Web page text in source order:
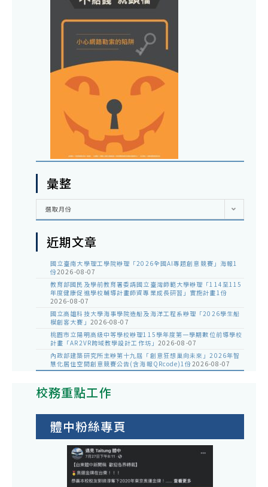
彙整
彙
選取月份
近期文章
國立臺南大學理工學院辦理「2026全國AI專題創意競賽」海報1
份2026-08-07
教育部國民及學前教育署委請國立臺灣師範大學辦理「114至115
年度健康促進學校輔導計畫師資專業成長研習」實施計畫1份
2026-08-07
國立高雄科技大學海事學院造船及海洋工程系辦理「2026學生船
模創客大賽」 2026-08-07
桃園市立陽明高級中等學校辦理115學年度第一學期數位前導學校
計畫「AR2VR跨域教學設計工作坊」 2026-08-07
內政部建築研究所主辦第十九屆「創意狂想巢向未來」2026年智
慧化居住空間創意競賽公告(含海報QRcode)1份2026-08-07
校務重點工作
體中粉絲專頁